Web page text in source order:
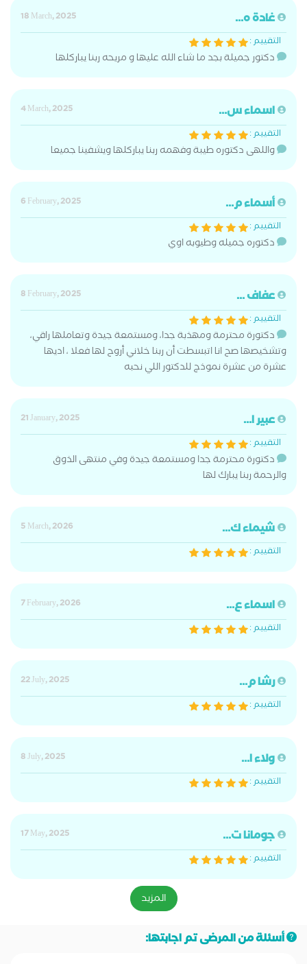
غادة ه...
18 March, 2025
التقييم :
دكتور جميلة بجد ما شاء الله عليها و مريحه ربنا يباركلها
اسماء س...
4 March, 2025
التقييم :
واللهى دكتوره طيبة وفهمه ربنا يباركلها ويشفينا جميعا
أسماء م...
6 February, 2025
التقييم :
دكتوره جميله وطيوبه اوي
عفاف ...
8 February, 2025
التقييم :
دكتورة محترمة ومهذبة جدا، ومستمعة جيدة وتعاملها راقي،
وتشخيصها صح انا اتبسطت أن ربنا خلاني أروح لها فعلا ، اديها
عشرة من عشرة نموذج للدكتور اللي نحبه
عبير ا...
21 January, 2025
التقييم :
دكتورة محترمة جدا ومستمعة جيدة وفي منتهى الذوق
والرحمة ربنا يبارك لها
شيماء ك...
5 March, 2026
التقييم :
اسماء ع...
7 February, 2026
التقييم :
رشا م...
22 July, 2025
التقييم :
ولاء ا...
8 July, 2025
التقييم :
جومانا ت...
17 May, 2025
التقييم :
المزيد
أسئلة من المرضى تم اجابتها: